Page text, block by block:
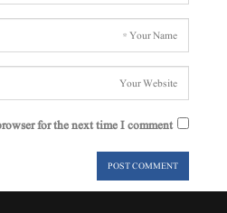
for the next time I comment.